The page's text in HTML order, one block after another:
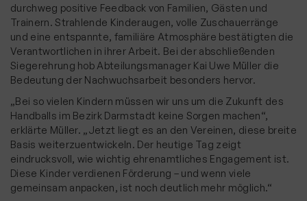
durchweg positive Feedback von Familien, Gästen und
Trainern. Strahlende Kinderaugen, volle Zuschauerränge
und eine entspannte, familiäre Atmosphäre bestätigten die
Verantwortlichen in ihrer Arbeit. Bei der abschließenden
Siegerehrung hob Abteilungsmanager Kai Uwe Müller die
Bedeutung der Nachwuchsarbeit besonders hervor.
„Bei so vielen Kindern müssen wir uns um die Zukunft des
Handballs im Bezirk Darmstadt keine Sorgen machen“,
erklärte Müller. „Jetzt liegt es an den Vereinen, diese breite
Basis weiterzuentwickeln. Der heutige Tag zeigt
eindrucksvoll, wie wichtig ehrenamtliches Engagement ist.
Diese Kinder verdienen Förderung – und wenn viele
gemeinsam anpacken, ist noch deutlich mehr möglich.“